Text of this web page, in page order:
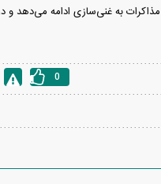
به غنی‌سازی ادامه می‌دهد و
0